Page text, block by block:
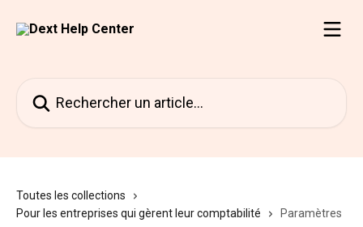
Toutes les collections
Pour les entreprises qui gèrent leur comptabilité
Paramètres